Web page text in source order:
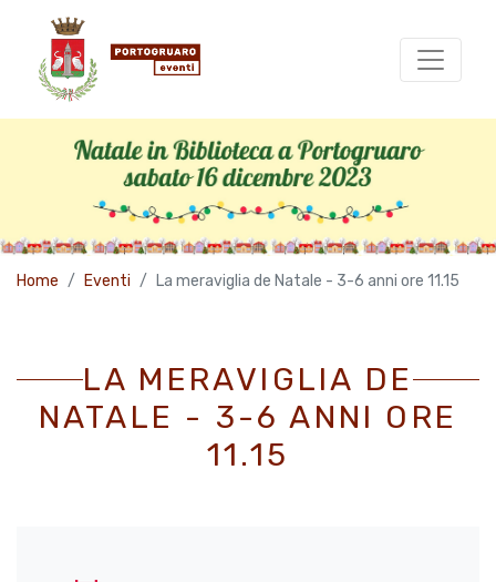
Home Eventi La meraviglia de Natale - 3-6 anni ore 11.15
LA MERAVIGLIA DE
NATALE - 3-6 ANNI ORE
11.15